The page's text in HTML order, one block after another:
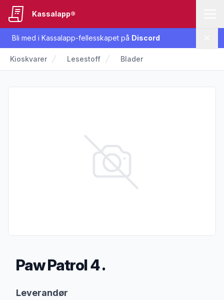
Bli med i Kassalapp-fellesskapet på Discord
Kassalapp®
Kioskvarer Lesestoff Blader
Paw Patrol 4 .
Leverandør